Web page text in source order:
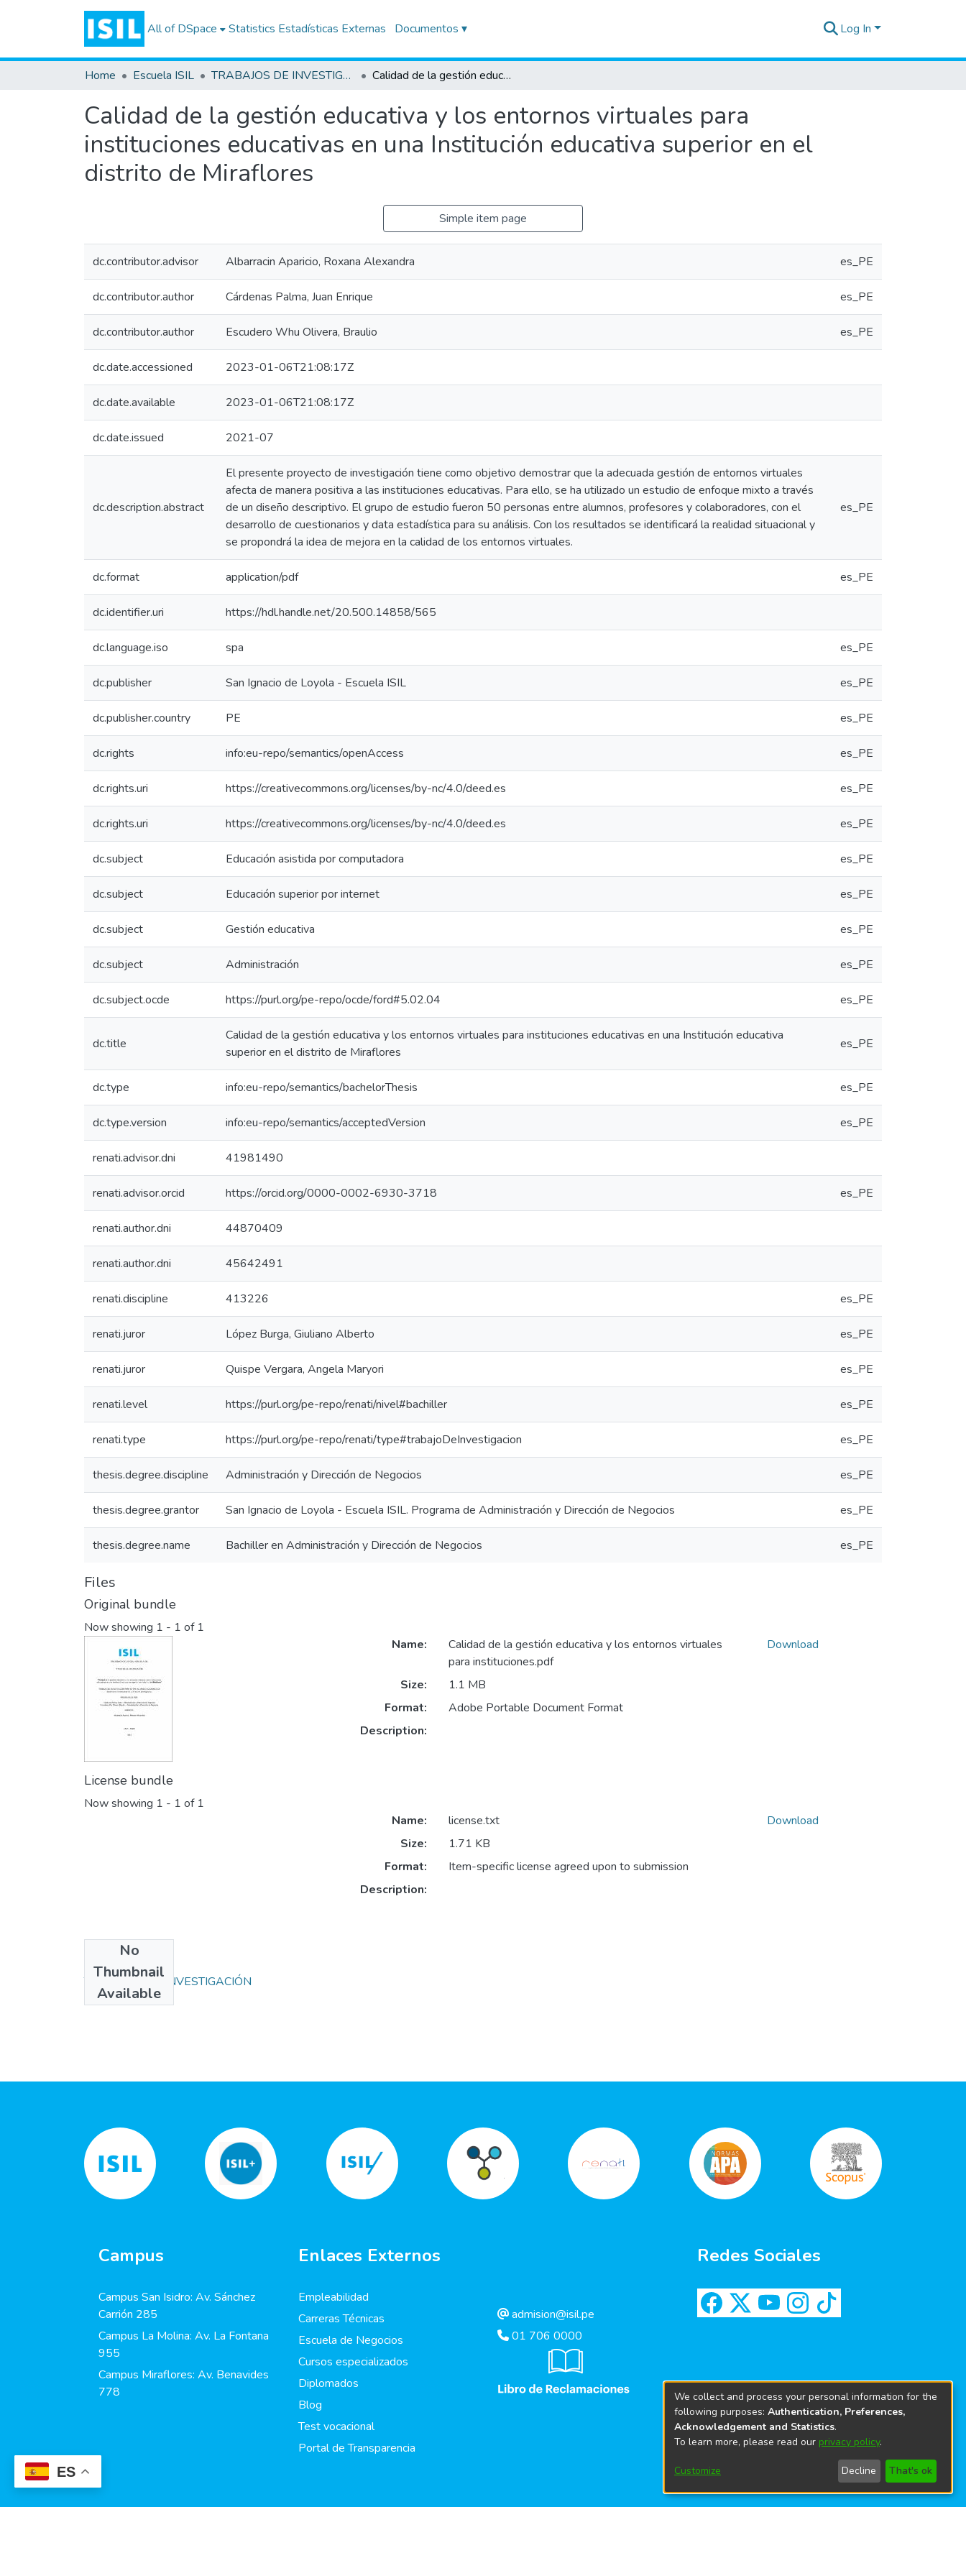
ES
All of DSpace Statistics Estadísticas Externas Documentos ▾ Log In
Home Escuela ISIL TRABAJOS DE INVESTIGACIÓN Calidad de la gestión educativa y los entornos virtuales para instituciones educativas en una Institución educativa superior en el distrito de Miraflores
Calidad de la gestión educativa y los entornos virtuales para
instituciones educativas en una Institución educativa superior en el
distrito de Miraflores
Simple item page
dc.contributor.advisor Albarracin Aparicio, Roxana Alexandra es_PE
dc.contributor.author Cárdenas Palma, Juan Enrique es_PE
dc.contributor.author Escudero Whu Olivera, Braulio es_PE
dc.date.accessioned 2023-01-06T21:08:17Z
dc.date.available 2023-01-06T21:08:17Z
dc.date.issued 2021-07
dc.description.abstract
El presente proyecto de investigación tiene como objetivo demostrar que la adecuada gestión de entornos virtuales
afecta de manera positiva a las instituciones educativas. Para ello, se ha utilizado un estudio de enfoque mixto a través
de un diseño descriptivo. El grupo de estudio fueron 50 personas entre alumnos, profesores y colaboradores, con el
desarrollo de cuestionarios y data estadística para su análisis. Con los resultados se identificará la realidad situacional y
se propondrá la idea de mejora en la calidad de los entornos virtuales.
es_PE
dc.format application/pdf es_PE
dc.identifier.uri https://hdl.handle.net/20.500.14858/565
dc.language.iso spa es_PE
dc.publisher San Ignacio de Loyola - Escuela ISIL es_PE
dc.publisher.country PE es_PE
dc.rights info:eu-repo/semantics/openAccess es_PE
dc.rights.uri https://creativecommons.org/licenses/by-nc/4.0/deed.es es_PE
dc.rights.uri https://creativecommons.org/licenses/by-nc/4.0/deed.es es_PE
dc.subject Educación asistida por computadora es_PE
dc.subject Educación superior por internet es_PE
dc.subject Gestión educativa es_PE
dc.subject Administración es_PE
dc.subject.ocde https://purl.org/pe-repo/ocde/ford#5.02.04 es_PE
dc.title
Calidad de la gestión educativa y los entornos virtuales para instituciones educativas en una Institución educativa
superior en el distrito de Miraflores
es_PE
dc.type info:eu-repo/semantics/bachelorThesis es_PE
dc.type.version info:eu-repo/semantics/acceptedVersion es_PE
renati.advisor.dni 41981490
renati.advisor.orcid https://orcid.org/0000-0002-6930-3718 es_PE
renati.author.dni 44870409
renati.author.dni 45642491
renati.discipline 413226 es_PE
renati.juror López Burga, Giuliano Alberto es_PE
renati.juror Quispe Vergara, Angela Maryori es_PE
renati.level https://purl.org/pe-repo/renati/nivel#bachiller es_PE
renati.type https://purl.org/pe-repo/renati/type#trabajoDeInvestigacion es_PE
thesis.degree.discipline Administración y Dirección de Negocios es_PE
thesis.degree.grantor San Ignacio de Loyola - Escuela ISIL. Programa de Administración y Dirección de Negocios es_PE
thesis.degree.name Bachiller en Administración y Dirección de Negocios es_PE
Files
Original bundle
Now showing 1 - 1 of 1
Name:
Calidad de la gestión educativa y los entornos virtuales
para instituciones.pdf
Size:
1.1 MB
Format:
Adobe Portable Document Format
Description:
Download
License bundle
Now showing 1 - 1 of 1
No
Thumbnail
Available
Name:
license.txt
Size:
1.71 KB
Format:
Item-specific license agreed upon to submission
Description:
Download
Collections
TRABAJOS DE INVESTIGACIÓN
Campus
Campus San Isidro: Av. Sánchez
Carrión 285
Campus La Molina: Av. La Fontana
955
Campus Miraflores: Av. Benavides
778
Enlaces Externos
Empleabilidad
Carreras Técnicas
Escuela de Negocios
Cursos especializados
Diplomados
Blog
Test vocacional
Portal de Transparencia
admision@isil.pe
01 706 0000
Redes Sociales
We collect and process your personal information for the
following purposes: Authentication, Preferences,
Acknowledgement and Statistics.
To learn more, please read our privacy policy.
Customize Decline That's ok